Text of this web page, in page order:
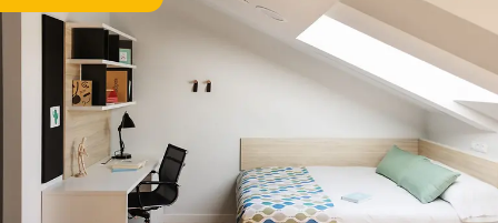
Localizações
Mais
English (US)
Español
Italian French